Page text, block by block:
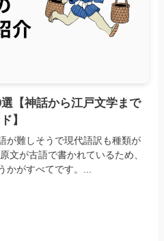
【神話から江戸文学まで
】
が難しそうで現代語訳も種類が
文が古語で書かれているため、
かがすべてです。...